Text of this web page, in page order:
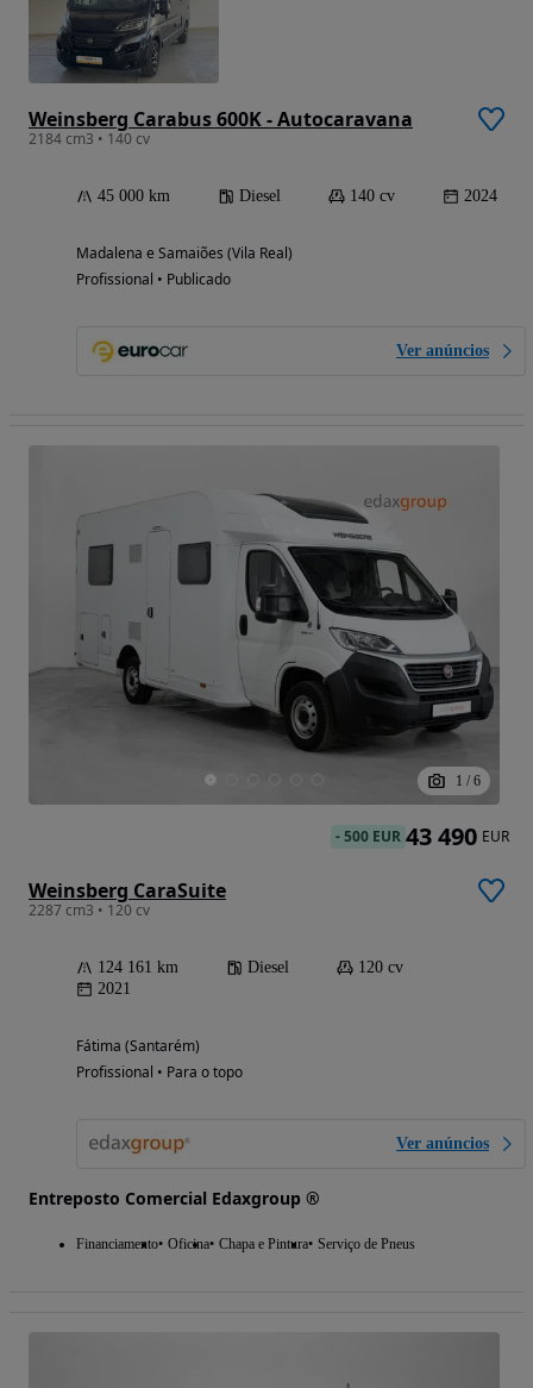
Weinsberg Carabus 600K - Autocaravana
2184 cm3 • 140 cv
45 000 km Diesel 140 cv 2024
Madalena e Samaiões (Vila Real)
Profissional • Publicado
Ver anúncios
1 / 6
Weinsberg CaraSuite
2287 cm3 • 120 cv
124 161 km Diesel
120 cv
2021
Fátima (Santarém)
Profissional • Para o topo
Ver anúncios
Entreposto Comercial Edaxgroup ®
Financiamento Oficina Chapa e Pintura Serviço de Pneus
-500 EUR 43 490 EUR